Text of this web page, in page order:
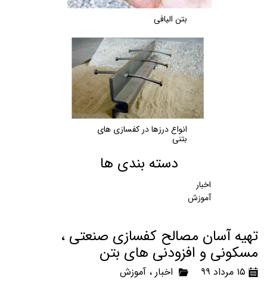
تهیه آسان مصالح کفسازی صنعتی ،
مسکونی و افزودنی های بتن
۱۵ مرداد ۹۹ اخبار ، آموزش
بتن الیافی
انواع درزها در کفسازی های
بتنی
دسته بندی ها
اخبار
آموزش